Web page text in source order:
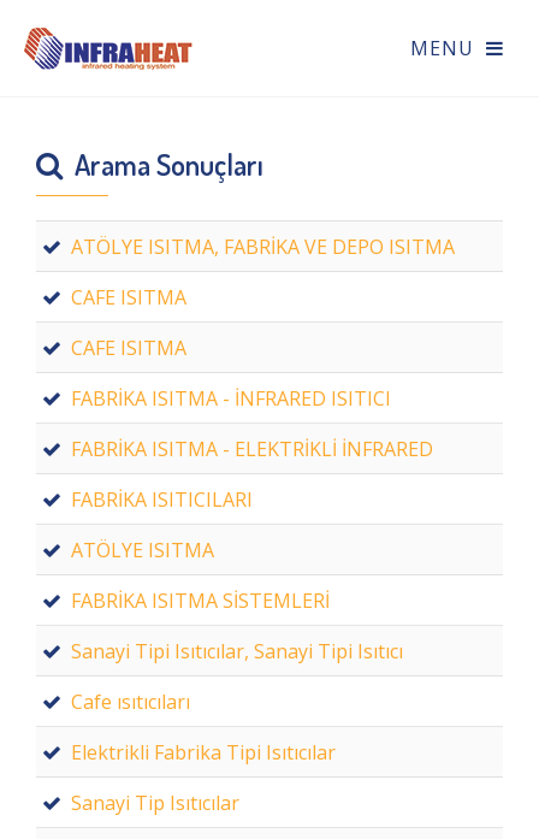
Arama Sonuçları
ATÖLYE ISITMA, FABRİKA VE DEPO ISITMA
CAFE ISITMA
CAFE ISITMA
FABRİKA ISITMA - İNFRARED ISITICI
FABRİKA ISITMA - ELEKTRİKLİ İNFRARED
FABRİKA ISITICILARI
ATÖLYE ISITMA
FABRİKA ISITMA SİSTEMLERİ
Sanayi Tipi Isıtıcılar, Sanayi Tipi Isıtıcı
Cafe ısıtıcıları
Elektrikli Fabrika Tipi Isıtıcılar
Sanayi Tip Isıtıcılar